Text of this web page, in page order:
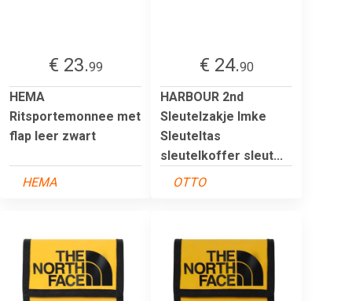
€ 23.99
HEMA
Ritsportemonnee met
flap leer zwart
HEMA
€ 24.90
HARBOUR 2nd
Sleutelzakje Imke
Sleuteltas
sleutelkoffer sleut...
OTTO